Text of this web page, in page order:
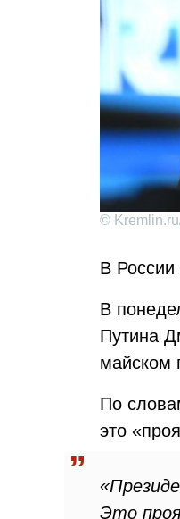
©
В России
В
Путина
майском
По
это
Это